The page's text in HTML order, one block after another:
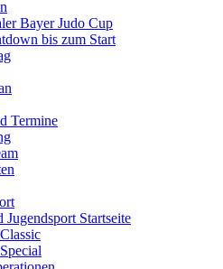
Bayer Judo Cup
bis zum Start
Termine
Startseite